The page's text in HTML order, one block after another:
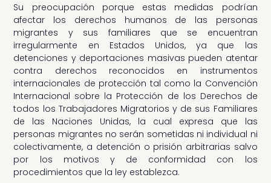
Su preocupación porque estas medidas podrían
afectar los derechos humanos de las personas
migrantes y sus familiares que se encuentran
irregularmente en Estados Unidos, ya que las
detenciones y deportaciones masivas pueden atentar
contra derechos reconocidos en instrumentos
internacionales de protección tal como la Convención
Internacional sobre la Protección de los Derechos de
todos los Trabajadores Migratorios y de sus Familiares
de las Naciones Unidas, la cual expresa que las
personas migrantes no serán sometidas ni individual ni
colectivamente, a detención o prisión arbitrarias salvo
por los motivos y de conformidad con los
procedimientos que la ley establezca.